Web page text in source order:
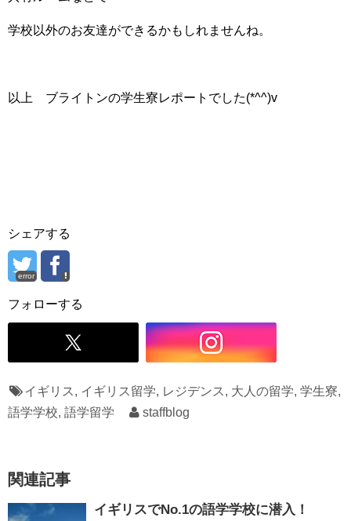
学校以外のお友達ができるかもしれませんね。
以上 ブライトンの学生寮レポートでした(*^^)v
シェアする
error
フォローする
イギリス , イギリス留学, レジデンス , 大人の留学, 学生寮,
語学学校, 語学留学 staffblog
関連記事
イギリスでNo.1の語学学校に潜入！